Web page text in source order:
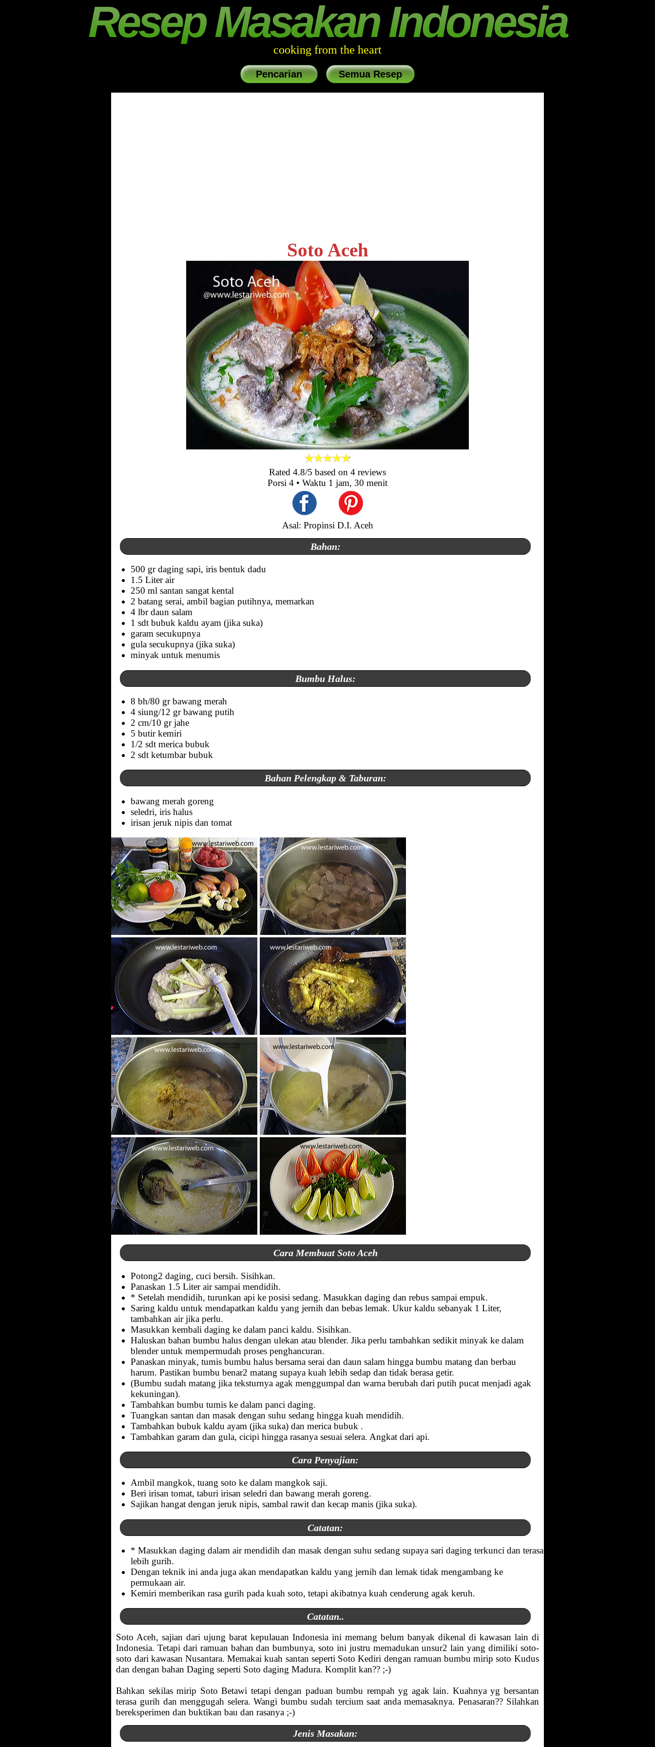
Resep Masakan Indonesia
cooking from the heart
Pencarian Semua Resep
Soto Aceh
Rated 4.8/5 based on 4 reviews
Porsi 4 • Waktu 1 jam, 30 menit
Asal: Propinsi D.I. Aceh
Bahan:
500 gr daging sapi, iris bentuk dadu
1.5 Liter air
250 ml santan sangat kental
2 batang serai, ambil bagian putihnya, memarkan
4 lbr daun salam
1 sdt bubuk kaldu ayam (jika suka)
garam secukupnya
gula secukupnya (jika suka)
minyak untuk menumis
Bumbu Halus:
8 bh/80 gr bawang merah
4 siung/12 gr bawang putih
2 cm/10 gr jahe
5 butir kemiri
1/2 sdt merica bubuk
2 sdt ketumbar bubuk
Bahan Pelengkap & Taburan:
bawang merah goreng
seledri, iris halus
irisan jeruk nipis dan tomat
Cara Membuat Soto Aceh
Potong2 daging, cuci bersih. Sisihkan.
Panaskan 1.5 Liter air sampai mendidih.
* Setelah mendidih, turunkan api ke posisi sedang. Masukkan daging dan rebus sampai empuk.
Saring kaldu untuk mendapatkan kaldu yang jernih dan bebas lemak. Ukur kaldu sebanyak 1 Liter,
tambahkan air jika perlu.
Masukkan kembali daging ke dalam panci kaldu. Sisihkan.
Haluskan bahan bumbu halus dengan ulekan atau blender. Jika perlu tambahkan sedikit minyak ke dalam
blender untuk mempermudah proses penghancuran.
Panaskan minyak, tumis bumbu halus bersama serai dan daun salam hingga bumbu matang dan berbau
harum. Pastikan bumbu benar2 matang supaya kuah lebih sedap dan tidak berasa getir.
(Bumbu sudah matang jika teksturnya agak menggumpal dan warna berubah dari putih pucat menjadi agak
kekuningan).
Tambahkan bumbu tumis ke dalam panci daging.
Tuangkan santan dan masak dengan suhu sedang hingga kuah mendidih.
Tambahkan bubuk kaldu ayam (jika suka) dan merica bubuk .
Tambahkan garam dan gula, cicipi hingga rasanya sesuai selera. Angkat dari api.
Cara Penyajian:
Ambil mangkok, tuang soto ke dalam mangkok saji.
Beri irisan tomat, taburi irisan seledri dan bawang merah goreng.
Sajikan hangat dengan jeruk nipis, sambal rawit dan kecap manis (jika suka).
Catatan:
* Masukkan daging dalam air mendidih dan masak dengan suhu sedang supaya sari daging terkunci dan terasa
lebih gurih.
Dengan teknik ini anda juga akan mendapatkan kaldu yang jernih dan lemak tidak mengambang ke
permukaan air.
Kemiri memberikan rasa gurih pada kuah soto, tetapi akibatnya kuah cenderung agak keruh.
Catatan..
Soto Aceh, sajian dari ujung barat kepulauan Indonesia ini memang belum banyak dikenal di kawasan lain di
Indonesia. Tetapi dari ramuan bahan dan bumbunya, soto ini justru memadukan unsur2 lain yang dimiliki soto-
soto dari kawasan Nusantara. Memakai kuah santan seperti Soto Kediri dengan ramuan bumbu mirip soto Kudus
dan dengan bahan Daging seperti Soto daging Madura. Komplit kan?? ;-)
Bahkan sekilas mirip Soto Betawi tetapi dengan paduan bumbu rempah yg agak lain. Kuahnya yg bersantan
terasa gurih dan menggugah selera. Wangi bumbu sudah tercium saat anda memasaknya. Penasaran?? Silahkan
bereksperimen dan buktikan bau dan rasanya ;-)
Jenis Masakan: